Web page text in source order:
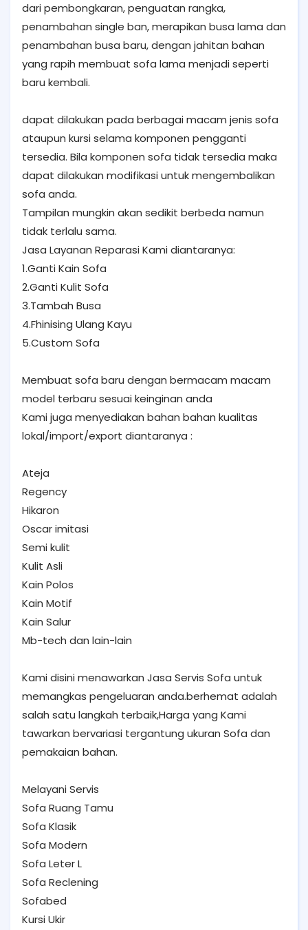
dari pembongkaran, penguatan rangka,
penambahan single ban, merapikan busa lama dan
penambahan busa baru, dengan jahitan bahan
yang rapih membuat sofa lama menjadi seperti
baru kembali.
dapat dilakukan pada berbagai macam jenis sofa
ataupun kursi selama komponen pengganti
tersedia. Bila komponen sofa tidak tersedia maka
dapat dilakukan modifikasi untuk mengembalikan
sofa anda.
Tampilan mungkin akan sedikit berbeda namun
tidak terlalu sama.
Jasa Layanan Reparasi Kami diantaranya:
1.Ganti Kain Sofa
2.Ganti Kulit Sofa
3.Tambah Busa
4.Fhinising Ulang Kayu
5.Custom Sofa
Membuat sofa baru dengan bermacam macam
model terbaru sesuai keinginan anda
Kami juga menyediakan bahan bahan kualitas
lokal/import/export diantaranya :
Ateja
Regency
Hikaron
Oscar imitasi
Semi kulit
Kulit Asli
Kain Polos
Kain Motif
Kain Salur
Mb-tech dan lain-lain
Kami disini menawarkan Jasa Servis Sofa untuk
memangkas pengeluaran anda.berhemat adalah
salah satu langkah terbaik,Harga yang Kami
tawarkan bervariasi tergantung ukuran Sofa dan
pemakaian bahan.
Melayani Servis
Sofa Ruang Tamu
Sofa Klasik
Sofa Modern
Sofa Leter L
Sofa Reclening
Sofabed
Kursi Ukir